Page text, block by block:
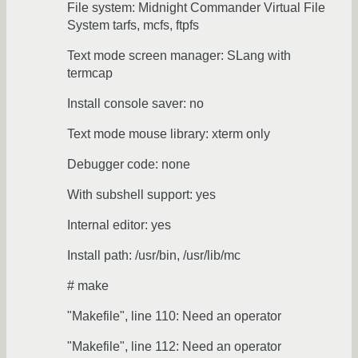
File system: Midnight Commander Virtual File
System tarfs, mcfs, ftpfs
Text mode screen manager: SLang with
termcap
Install console saver: no
Text mode mouse library: xterm only
Debugger code: none
With subshell support: yes
Internal editor: yes
Install path: /usr/bin, /usr/lib/mc
# make
"Makefile", line 110: Need an operator
"Makefile", line 112: Need an operator